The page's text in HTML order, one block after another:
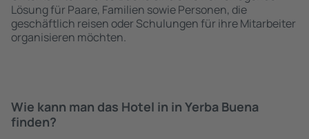
Lösung für Paare, Familien sowie Personen, die
geschäftlich reisen oder Schulungen für ihre Mitarbeiter
organisieren möchten.
Wie kann man das Hotel in in Yerba Buena
finden?